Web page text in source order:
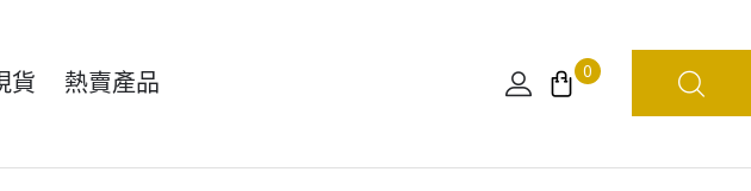
貨 熱賣產品 0